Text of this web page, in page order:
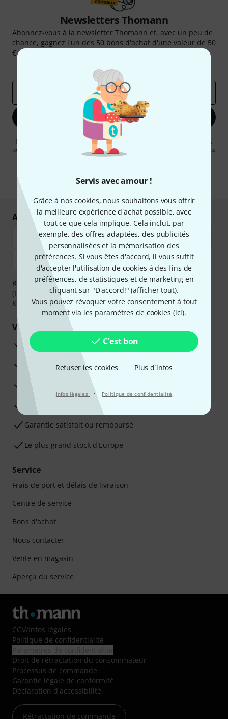
Servis avec amour !
Grâce à nos cookies, nous souhaitons vous offrir
la meilleure expérience d'achat possible, avec
tout ce que cela implique. Cela inclut, par
exemple, des offres adaptées, des publicités
personnalisées et la mémorisation des
préférences. Si vous êtes d'accord, il vous suffit
d'accepter l'utilisation de cookies à des fins de
préférences, de statistiques et de marketing en
cliquant sur "D'accord!" (afficher tout).
Vous pouvez révoquer votre consentement à tout
moment via les paramètres de cookies (ici).
C'est bon
Refuser les cookies Plus d´infos
Infos légales · Politique de confidentialité
Newsletters Thomann
Abonnez-vous à la newsletter Thomann et, avec un peu de
chance, gagnez l'un des 50 bons d'achat d'une valeur de 50
€ chacun!
Articles inspirants
Deals
S'inscrire maintenant
En cliquant sur "S'inscrire maintenant", vous acceptez de recevoir des
publicités par e-mail. La désinscription est possible à tout moment. Vous
pouvez trouver plus d'informations à ce sujet dans notre
* Requis
Achetez et payez en toute sécurité
Réglez de manière sûre et sécurisée par Virement
(IBAN/BIC), PayPal, Amazon Pay,Klarna Payer Maintenant
Klarna Payer en 3 foisou Carte de crédit.
Vos avantages
Ga­ran­tie Thomann 3 ans
Garantie 30 jours satisfait ou remboursé
Service de réparation
Conseils d'experts en la matière
Garantie satisfait ou remboursé
Le plus grand stock d'Europe
Service
Frais de port et délais de livraison
Centre de service
Bons d'achat
Nous contacter
Vente en magasin
Aperçu du service
CGV/Infos légales
Politique de confidentialité
Droit de rétractation du consommateur
Processus de commande
Garantie légale de conformité
Déclaration d'accessibilité
Rétractation de commande